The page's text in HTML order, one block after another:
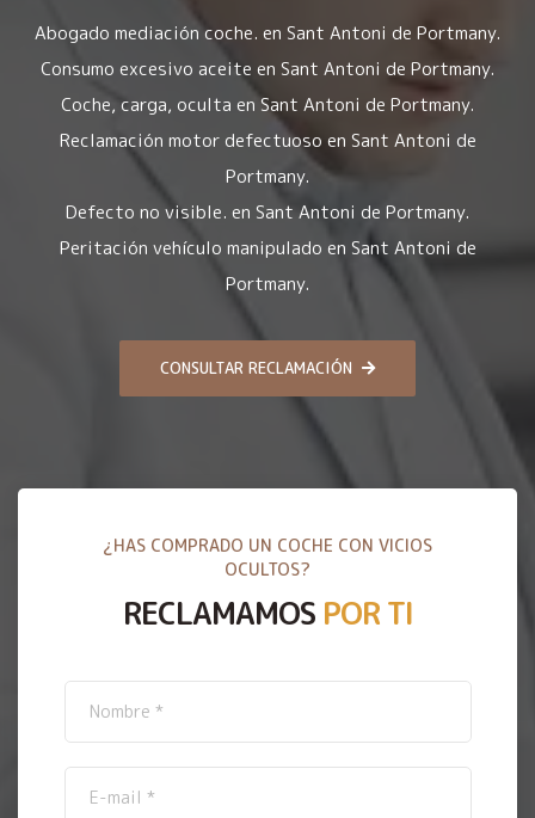
Abogado mediación coche. en Sant Antoni de Portmany.
Consumo excesivo aceite en Sant Antoni de Portmany.
Coche, carga, oculta en Sant Antoni de Portmany.
Reclamación motor defectuoso en Sant Antoni de
Portmany.
Defecto no visible. en Sant Antoni de Portmany.
Peritación vehículo manipulado en Sant Antoni de
Portmany.
CONSULTAR RECLAMACIÓN
¿HAS COMPRADO UN COCHE CON VICIOS
OCULTOS?
RECLAMAMOS POR TI